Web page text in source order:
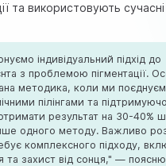
та використовують
індивідуальний підхід до
з проблемою пігментації.
методика, коли ми
пілінгами та
результат на 30-40%
одного методу. Важливо
комплексного підходу,
та захист від сонця," —